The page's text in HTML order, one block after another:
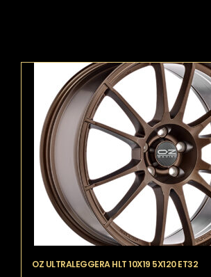
OZ ULTRALEGGERA HLT 10X19 5X120 ET32